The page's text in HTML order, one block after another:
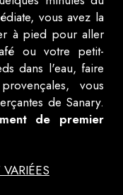
vous avez la
à pied pour aller
ou votre petit-
dans l'eau, faire
vous
de Sanary.
de premier